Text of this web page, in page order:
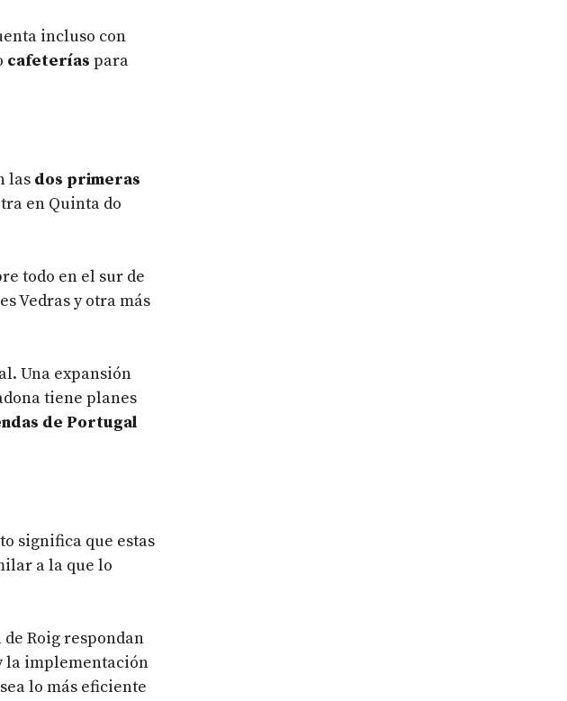
incluso con
cafeterías para
las dos primeras
en Quinta do
todo en el sur de
Vedras y otra más
Una expansión
tiene planes
de Portugal
significa que estas
a la que lo
Roig respondan
la implementación
lo más eficiente